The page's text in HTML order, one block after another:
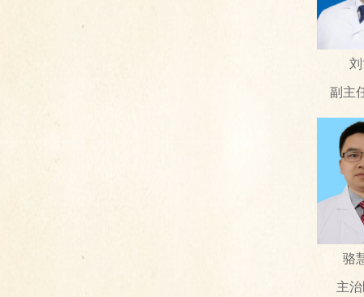
副主
骆
主